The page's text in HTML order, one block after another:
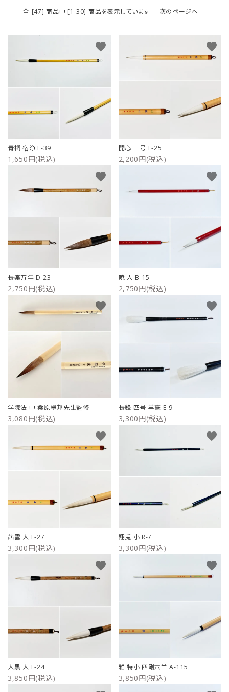
全 [47] 商品中 [1-30] 商品を表示しています
次のページへ
青桐 宿浄 E-39
1,650円(税込)
favorite
開心 三号 F-25
2,200円(税込)
favorite
長楽万年 D-23
2,750円(税込)
favorite
暁 人 B-15
2,750円(税込)
favorite
学院法 中 桑原翠邦先生監修
3,080円(税込)
favorite
長鋒 四号 羊毫 E-9
3,300円(税込)
favorite
茜雲 大 E-27
3,300円(税込)
favorite
翔兎 小 R-7
3,300円(税込)
favorite
大黒 大 E-24
3,850円(税込)
favorite
雅 特小 四剛六羊 A-115
3,850円(税込)
favorite